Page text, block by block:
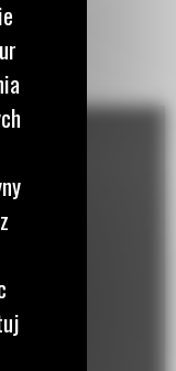
ładowności (
uruchamia
do robót
Funkcja
podnośnika
zoptymalizowany
zwiększyć